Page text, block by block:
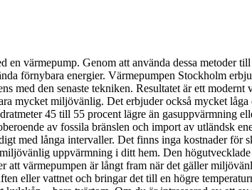
värmepump. Genom att använda dessa metoder
förnybara energier. Värmepumpen Stockholm
den senaste tekniken. Resultatet är ett modernt
mycket miljövänlig. Det erbjuder också mycket
45 till 55 procent lägre än gasuppvärmning
av fossila bränslen och import av utländsk
med långa intervaller. Det finns inga kostnader för
uppvärmning i ditt hem. Den
att värmepumpen är långt fram när det gäller
eller vattnet och bringar det till en högre